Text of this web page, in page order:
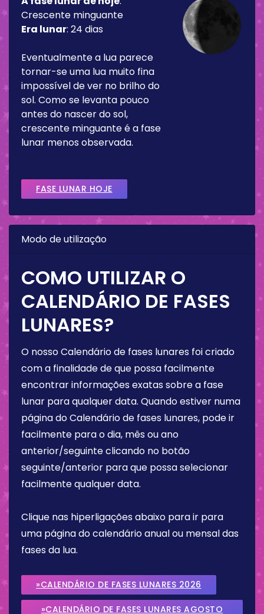
Crescente minguante
Era lunar: 24 dias
Eventualmente a lua parece
tornar-se uma lua muito fina
impossível de ver no brilho do
sol. Como se levanta pouco
antes do nascer do sol,
crescente minguante é a fase
lunar menos observada.
FASE LUNAR HOJE
Modo de utilização
COMO UTILIZAR O
CALENDÁRIO DE FASES
LUNARES?
O nosso Calendário de fases lunares foi criado
com a finalidade de que possa facilmente
encontrar informações exatas sobre a fase
lunar para qualquer data. Quando estiver numa
página do Calendário de fases lunares, pode ir
facilmente para o dia, mês ou ano
anterior/seguinte clicando no botão
seguinte/anterior para que possa selecionar
facilmente qualquer data.
Clique nas hiperligações abaixo para ir para
uma página do calendário anual ou mensal das
fases da lua.
»CALENDÁRIO DE FASES LUNARES 2026
»CALENDÁRIO DE FASES LUNARES AGOSTO